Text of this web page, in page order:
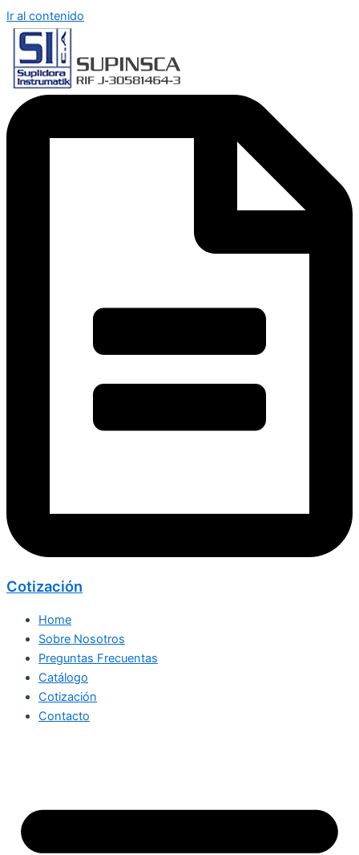
Ir al contenido
Cotización
Home
Sobre Nosotros
Preguntas Frecuentas
Catálogo
Cotización
Contacto